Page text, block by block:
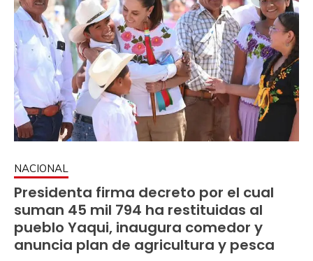
NACIONAL
Presidenta firma decreto por el cual
suman 45 mil 794 ha restituidas al
pueblo Yaqui, inaugura comedor y
anuncia plan de agricultura y pesca